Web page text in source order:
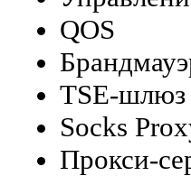
QOS
TSE-шлюз
Socks
Прокси-